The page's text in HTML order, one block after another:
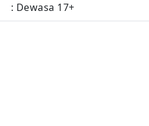
: Dewasa 17+